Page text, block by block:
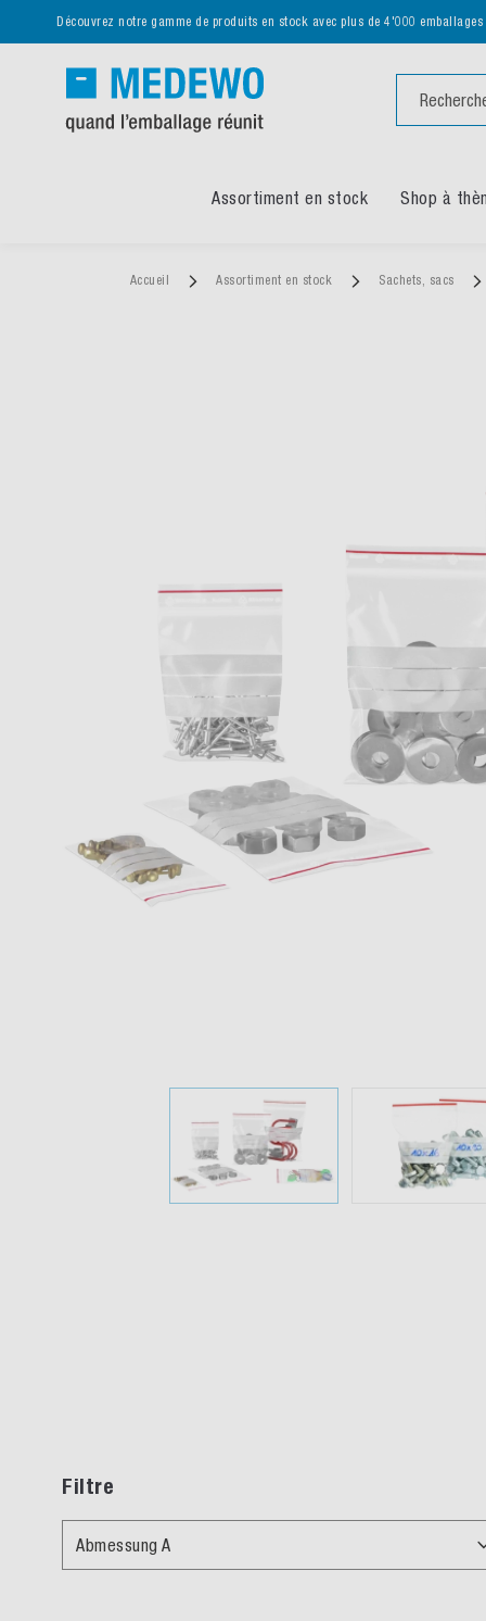
Découvrez notre gamme de produits en stock avec plus de 4'000 emballages
Assortiment en stock Shop à
Accueil Assortiment en stock Sachets, sacs
Filtre
Abmessung A